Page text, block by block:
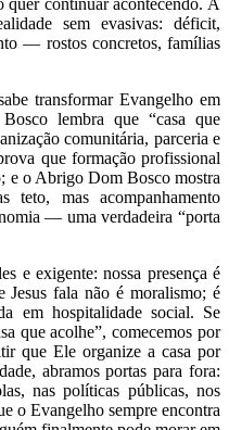
sem evasivas: déficit,
— rostos concretos, famílias
transformar Evangelho em
lembra que “casa que
comunitária, parceria e
que formação profissional
e o Abrigo Dom Bosco mostra
teto, mas acompanhamento
— uma verdadeira “porta
e exigente: nossa presença é
Jesus fala não é moralismo; é
em hospitalidade social. Se
que acolhe”, comecemos por
que Ele organize a casa por
abramos portas para fora:
nas políticas públicas, nos
o Evangelho sempre encontra